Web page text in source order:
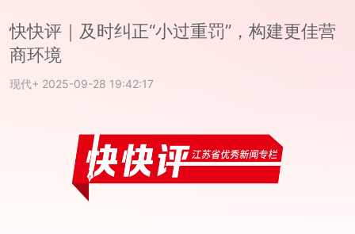
快快评｜及时纠正“小过重罚”，构建更佳营
商环境
现代+ 2025-09-28 19:42:17